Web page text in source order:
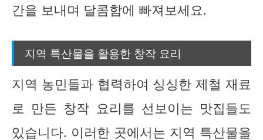
간을 보내며 달콤함에 빠져보세요.
지역 특산물을 활용한 창작 요리
지역 농민들과 협력하여 싱싱한 제철 재료
로 만든 창작 요리를 선보이는 맛집들도
있습니다. 이러한 곳에서는 지역 특산물을